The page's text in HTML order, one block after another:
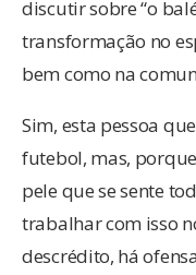
discutir sobre “o
transformação no
bem como na
Sim, esta pessoa
futebol, mas,
pele que se sente
trabalhar com isso
descrédito, há